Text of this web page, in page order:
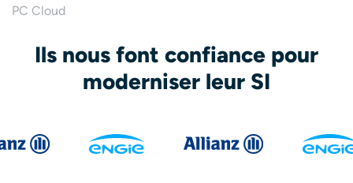
PC Cloud
Ils nous font confiance pour
moderniser leur SI